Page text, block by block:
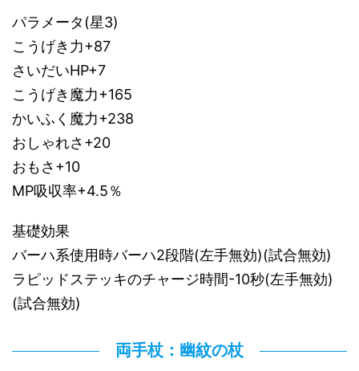
パラメータ(星3)
こうげき力+87
さいだいHP+7
こうげき魔力+165
かいふく魔力+238
おしゃれさ+20
おもさ+10
MP吸収率+4.5％
基礎効果
バーハ系使用時バーハ2段階(左手無効)(試合無効)
ラピッドステッキのチャージ時間-10秒(左手無効)
(試合無効)
両手杖：幽紋の杖